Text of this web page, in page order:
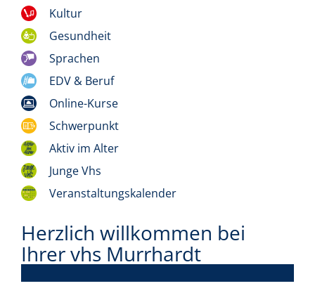
Kultur
Gesundheit
Sprachen
EDV & Beruf
Online-Kurse
Schwerpunkt
Aktiv im Alter
Junge Vhs
Veranstaltungskalender
Herzlich willkommen bei
Ihrer vhs Murrhardt